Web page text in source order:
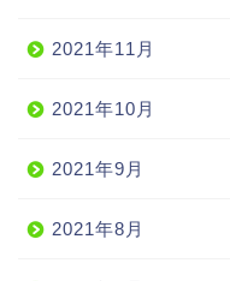
2021年11月
2021年10月
2021年9月
2021年8月